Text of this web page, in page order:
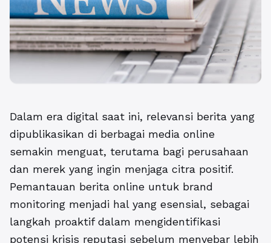
Dalam era digital saat ini, relevansi berita yang
dipublikasikan di berbagai media online
semakin menguat, terutama bagi perusahaan
dan merek yang ingin menjaga citra positif.
Pemantauan berita online untuk brand
monitoring menjadi hal yang esensial, sebagai
langkah proaktif dalam mengidentifikasi
potensi krisis reputasi sebelum menyebar lebih